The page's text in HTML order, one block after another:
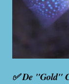
✅ De "Gold"